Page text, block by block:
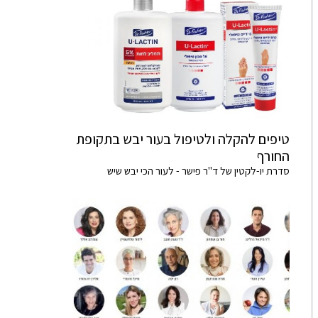
טיפים להקלה ולטיפול בעור יבש בתקופת
החורף
סדרת יו-לקטין של ד"ר פישר - לעור הכי יבש שיש